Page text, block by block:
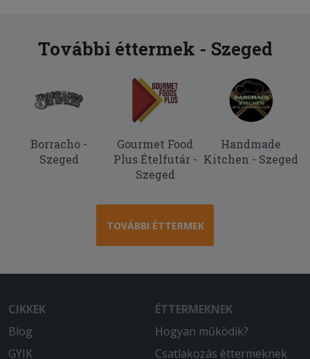
További éttermek - Szeged
Borracho -
Szeged
Gourmet Food
Plus Ételfutár -
Szeged
Handmade
Kitchen - Szeged
TOVÁBBI ÉTTERMEK
CIKKEK
Blog
GYIK
ÉTTERMEKNEK
Hogyan működik?
Csatlakozás éttermeknek